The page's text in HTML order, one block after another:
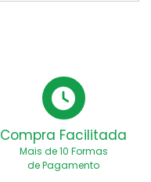
Compra Facilitada
Mais de 10 Formas
de Pagamento